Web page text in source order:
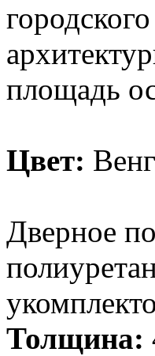
площадь
Цвет:
Дверное
Толщина: